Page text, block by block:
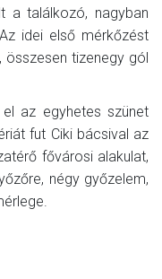
a találkozó, nagyban
idei első mérkőzést
tizenegy gól
el az egyhetes szünet
fut Ciki bácsival az
fővárosi alakulat,
négy győzelem,